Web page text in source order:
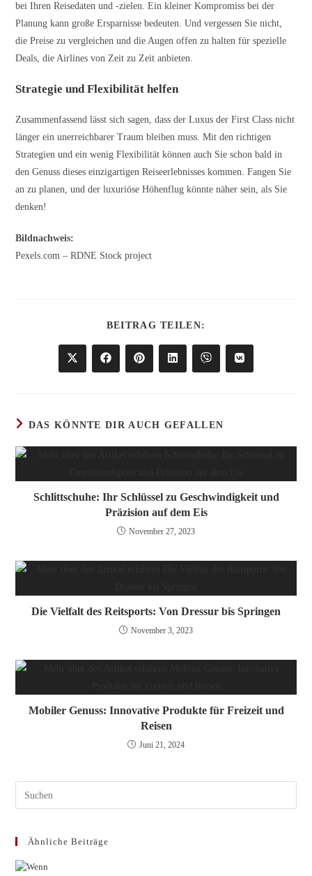
bei Ihren Reisedaten und -zielen. Ein kleiner Kompromiss bei der
Planung kann große Ersparnisse bedeuten. Und vergessen Sie nicht,
die Preise zu vergleichen und die Augen offen zu halten für spezielle
Deals, die Airlines von Zeit zu Zeit anbieten.
Strategie und Flexibilität helfen
Zusammenfassend lässt sich sagen, dass der Luxus der First Class nicht
länger ein unerreichbarer Traum bleiben muss. Mit den richtigen
Strategien und ein wenig Flexibilität können auch Sie schon bald in
den Genuss dieses einzigartigen Reiseerlebnisses kommen. Fangen Sie
an zu planen, und der luxuriöse Höhenflug könnte näher sein, als Sie
denken!
Bildnachweis:
Pexels.com – RDNE Stock project
BEITRAG TEILEN:
TEILEN
Öffnet
in
Öffnet
in
Öffnet
in
Öffnet
in
Öffnet
in
Öffnet
in
DAS KÖNNTE DIR AUCH GEFALLEN
Schlittschuhe: Ihr Schlüssel zu Geschwindigkeit und
Präzision auf dem Eis
November 27, 2023
Die Vielfalt des Reitsports: Von Dressur bis Springen
November 3, 2023
Mobiler Genuss: Innovative Produkte für Freizeit und
Reisen
Juni 21, 2024
Ähnliche Beiträge